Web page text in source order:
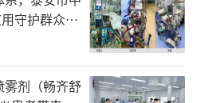
守护群众生
雾剂（畅齐舒